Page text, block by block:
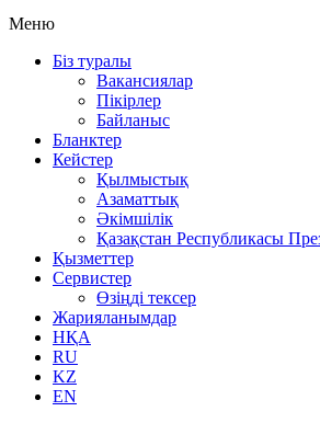
Меню
Біз туралы
Вакансиялар
Пікірлер
Байланыс
Бланктер
Кейстер
Қылмыстық
Азаматтық
Әкімшілік
Қазақстан Республикасы
Қызметтер
Сервистер
Өзіңді тексер
Жарияланымдар
НҚА
RU
KZ
EN